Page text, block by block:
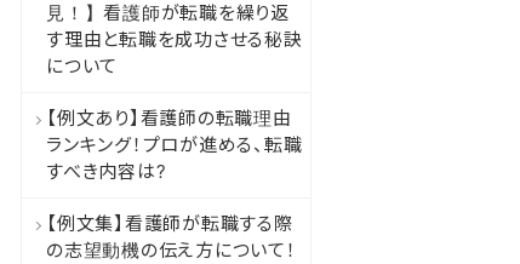
見！】看護師が転職を繰り返
す理由と転職を成功させる秘訣
について
【例文あり】看護師の転職理由
ランキング！プロが進める、転職
すべき内容は?
【例文集】看護師が転職する際
の志望動機の伝え方について！